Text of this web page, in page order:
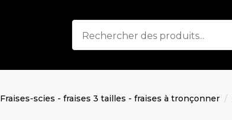
Fraises-scies - fraises 3 tailles - fraises à tronçonner